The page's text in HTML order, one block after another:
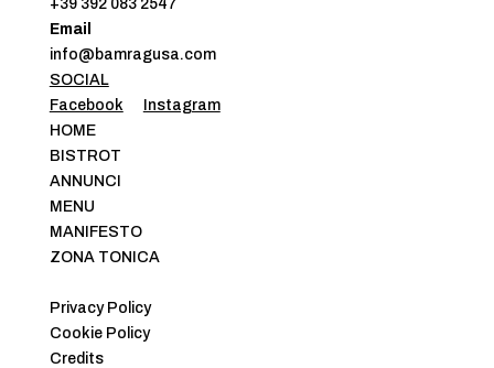
+39 392 083 2547
Email
info@bamragusa.com
SOCIAL
Facebook
Instagram
HOME
BISTROT
ANNUNCI
MENU
MANIFESTO
ZONA TONICA
Privacy Policy
Cookie Policy
Credits